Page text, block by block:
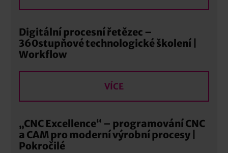
Digitální procesní řetězec –
360stupňové technologické školení |
Workflow
VÍCE
„CNC Excellence“ – programování CNC
a CAM pro moderní výrobní procesy |
Pokročilé